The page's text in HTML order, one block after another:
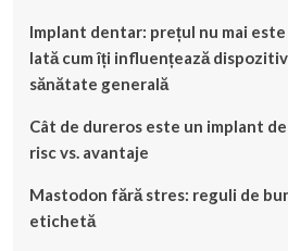
Implant dentar: prețul nu mai
Iată cum îți influențează
sănătate generală
Cât de dureros este un implant
risc vs. avantaje
Mastodon fără stres: reguli de
etichetă